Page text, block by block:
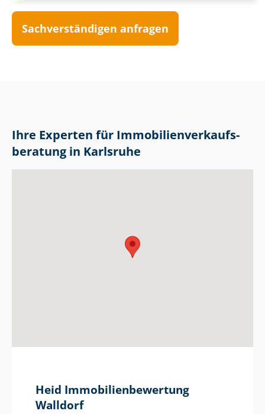
Sach­ver­stän­di­gen anfragen
Ihre Experten für Im­mo­bi­li­en­ver­kaufs­
be­ra­tung in Karlsruhe
Heid Im­mo­bi­li­en­be­wer­tung
Walldorf